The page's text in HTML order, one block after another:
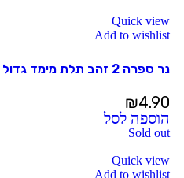
Quick view
Add to wishlist
נר ספרה 2 זהב תלת מימד גדול
₪4.90
הוספה לסל
Sold out
Quick view
Add to wishlist